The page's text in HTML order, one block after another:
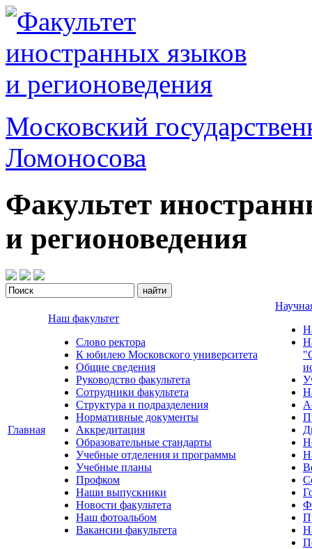
Московский
Ломоносова
Факультет
и регионоведения
Главная
Наш факультет
Слово ректора
К юбилею Московского университета
Общие сведения
Руководство факультета
Сотрудники факультета
Структура и подразделения
Нормативные документы
Аккредитация
Образовательные стандарты
Учебные отделения и программы
Учебные планы
Профком
Наши выпускники
Новости факультета
Наш фотоальбом
Вакансии факультета